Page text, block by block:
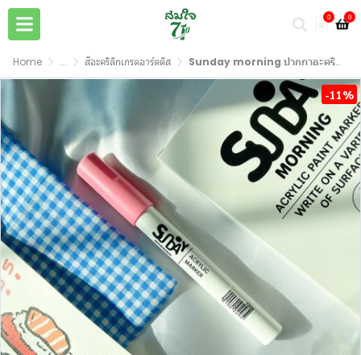
0 0
Home ... สีอะคริลิกเกรดอาร์ตติส Sunday morning ปากกาอะคริลิค ACRYLIC PAINT MARKER Medium Size (เลือกสีได้)
-11%